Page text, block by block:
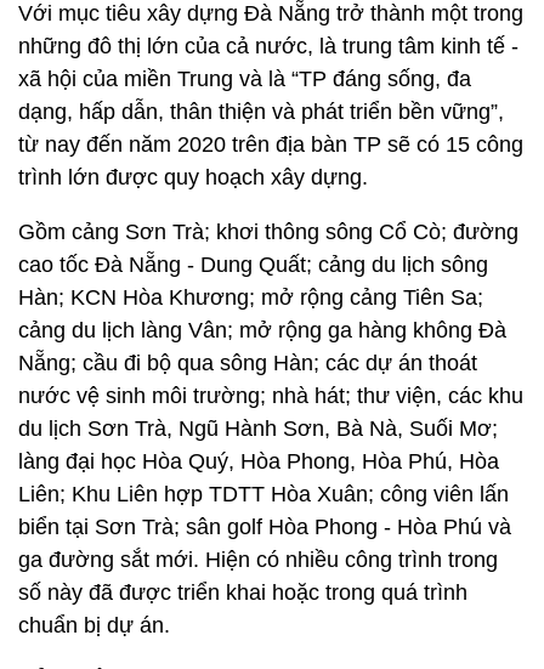
Với mục tiêu xây dựng Đà Nẵng trở thành một trong
những đô thị lớn của cả nước, là trung tâm kinh tế -
xã hội của miền Trung và là “TP đáng sống, đa
dạng, hấp dẫn, thân thiện và phát triển bền vững”,
từ nay đến năm 2020 trên địa bàn TP sẽ có 15 công
trình lớn được quy hoạch xây dựng.
Gồm cảng Sơn Trà; khơi thông sông Cổ Cò; đường
cao tốc Đà Nẵng - Dung Quất; cảng du lịch sông
Hàn; KCN Hòa Khương; mở rộng cảng Tiên Sa;
cảng du lịch làng Vân; mở rộng ga hàng không Đà
Nẵng; cầu đi bộ qua sông Hàn; các dự án thoát
nước vệ sinh môi trường; nhà hát; thư viện, các khu
du lịch Sơn Trà, Ngũ Hành Sơn, Bà Nà, Suối Mơ;
làng đại học Hòa Quý, Hòa Phong, Hòa Phú, Hòa
Liên; Khu Liên hợp TDTT Hòa Xuân; công viên lấn
biển tại Sơn Trà; sân golf Hòa Phong - Hòa Phú và
ga đường sắt mới. Hiện có nhiều công trình trong
số này đã được triển khai hoặc trong quá trình
chuẩn bị dự án.